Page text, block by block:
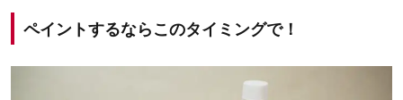
ペイントするならこのタイミングで！